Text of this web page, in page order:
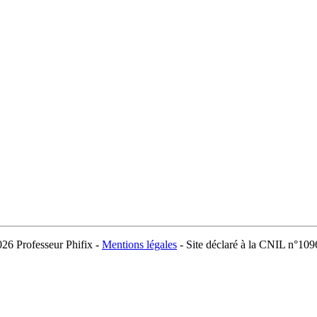
Professeur Phifix - Mentions légales - Site déclaré à la CNIL